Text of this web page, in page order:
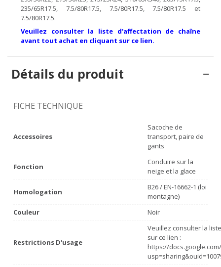
235/65R17.5, 7.5/80R17.5, 7.5/80R17.5, 7.5/80R17.5 et
7.5/80R17.5.
Veuillez consulter la liste d'affectation de chaîne
avant tout achat en cliquant sur ce lien.
Détails du produit
FICHE TECHNIQUE
Accessoires
Sacoche de
transport, paire de
gants
Fonction
Conduire sur la
neige et la glace
Homologation
B26 / EN-16662-1 (loi
montagne)
Couleur
Noir
Restrictions D'usage
Veuillez consulter la
sur ce lien :
https://